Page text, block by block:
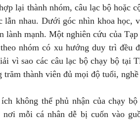
lại thành nhóm, câu lạc bộ hoặc
lẫn nhau. Dưới góc nhìn khoa học,
lành mạnh. Một nghiên cứu của
nhóm có xu hướng duy trì đều
vì sao các câu lạc bộ chạy bộ tại
trăm thành viên đủ mọi độ tuổi,
không thể phủ nhận của chạy
nơi mỗi cá nhân dễ bị cuốn vào